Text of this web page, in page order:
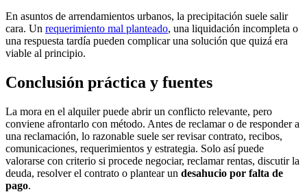
En asuntos de arrendamientos urbanos, la precipitación suele salir
cara. Un requerimiento mal planteado, una liquidación incompleta o
una respuesta tardía pueden complicar una solución que quizá era
viable al principio.
Conclusión práctica y fuentes
La mora en el alquiler puede abrir un conflicto relevante, pero
conviene afrontarlo con método. Antes de reclamar o de responder a
una reclamación, lo razonable suele ser revisar contrato, recibos,
comunicaciones, requerimientos y estrategia. Solo así puede
valorarse con criterio si procede negociar, reclamar rentas, discutir la
deuda, resolver el contrato o plantear un desahucio por falta de
pago.